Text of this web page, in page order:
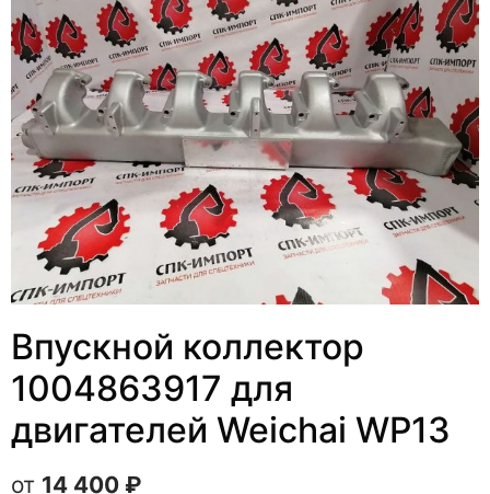
Впускной коллектор
1004863917 для
двигателей Weichai WP13
14 400 ₽